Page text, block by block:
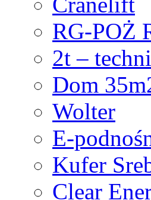
RG-POŻ
2t –
Dom
Wolter
E-
Kufer
Clear